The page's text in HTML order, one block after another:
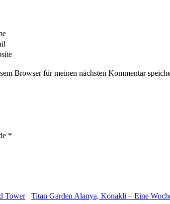
Browser für meinen nächsten Kommentar
*
Titan Garden Alanya, Konakli – Eine